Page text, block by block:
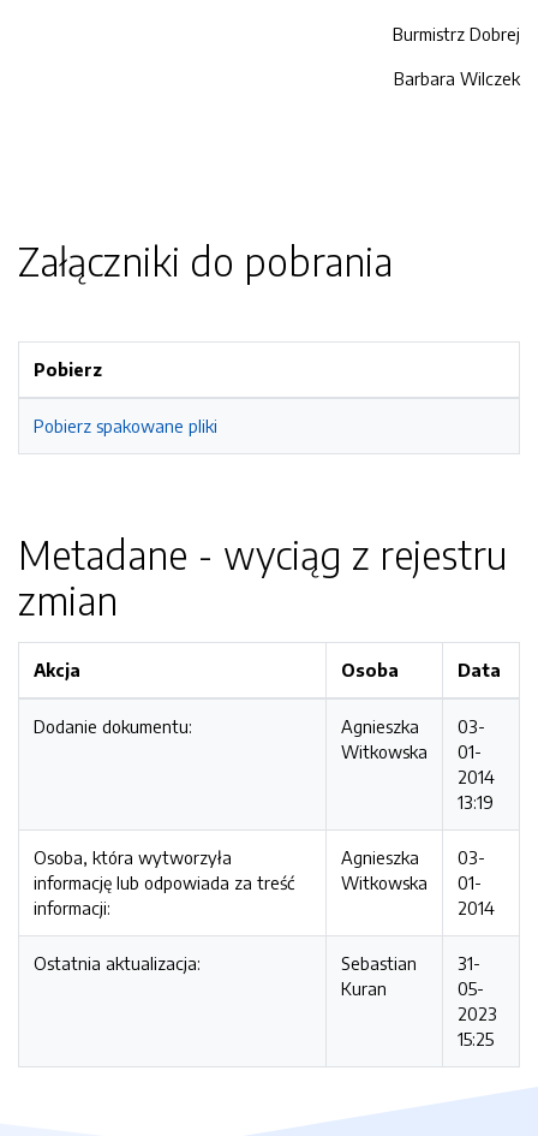
Burmistrz Dobrej
Barbara Wilczek
Załączniki do pobrania
Pobierz
Pobierz spakowane pliki
Metadane - wyciąg z rejestru
zmian
Akcja Osoba Data
Dodanie dokumentu:
Agnieszka
Witkowska
03-
01-
2014
13:19
Osoba, która wytworzyła
informację lub odpowiada za treść
informacji:
Agnieszka
Witkowska
03-
01-
2014
Ostatnia aktualizacja:
Sebastian
Kuran
31-
05-
2023
15:25